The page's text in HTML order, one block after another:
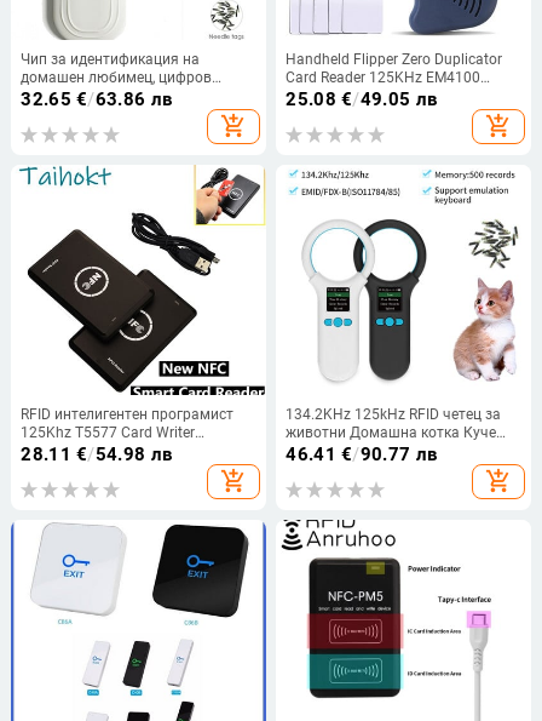
Чип за идентификация на
домашен любимец, цифров
скенер, USB RFID, куче, котка,
идентификационен етикет, чип за
32.65 €/63.86 лв
add_shopping_cart
Handheld Flipper Zero Duplicator
Card Reader 125KHz EM4100
Video Programmer Writer T5577
Repetitive Wipe Handheld RFID
Writer
25.08 €/49.05 лв
add_shopping_cart
RFID интелигентен програмист
125Khz T5577 Card Writer
13.56Mhz Четец на ключове за
криптиране IC ID Token Copier
NFC чип Tag USB Дубликатор
28.11 €/54.98 лв
add_shopping_cart
134.2KHz 125kHz RFID четец за
животни Домашна котка Куче
Микрочип скенер FDX-B стъклен
чип USB/Bluetooth/2.4G Четец на
етикети за животни
46.41 €/90.77 лв
add_shopping_cart